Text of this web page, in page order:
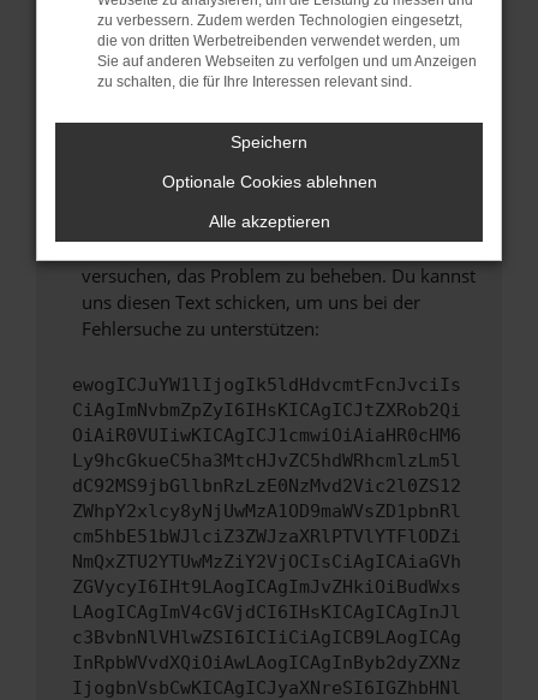
Betriebssystem auf dem neuesten Stand
sind.
Veraltete Software birgt nicht nur ein
führen, dass bestimmte Funktionen nicht mehr
Wende dich an den Webseitenbetreiber.
Wenn du alle oben genannten Schritte versucht
hast, kontaktiere uns bitte. Wir werden
versuchen, das Problem zu beheben. Du kannst
uns diesen Text schicken, um uns bei der
Fehlersuche zu unterstützen:
ewogICJuYW1lIjogIk5ldHdvcmtFcnJvciIs
CiAgImNvbmZpZyI6IHsKICAgICJtZXRob2Qi
OiAiR0VUIiwKICAgICJ1cmwiOiAiaHR0cHM6
Ly9hcGkueC5ha3MtcHJvZC5hdWRhcmlzLm5l
dC92MS9jbGllbnRzLzE0NzMvd2Vic2l0ZS12
ZWhpY2xlcy8yNjUwMzA1OD9maWVsZD1pbnRl
cm5hbE51bWJlciZ3ZWJzaXRlPTVlYTFlODZi
NmQxZTU2YTUwMzZiY2VjOCIsCiAgICAiaGVh
ZGVycyI6IHt9LAogICAgImJvZHkiOiBudWxs
LAogICAgImV4cGVjdCI6IHsKICAgICAgInJl
c3BvbnNlVHlwZSI6ICIiCiAgICB9LAogICAg
InRpbWVvdXQiOiAwLAogICAgInByb2dyZXNz
IjogbnVsbCwKICAgICJyaXNreSI6IGZhbHNl
zu verbessern. Zudem werden Technologien eingesetzt,
die von dritten Werbetreibenden verwendet werden, um
Sie auf anderen Webseiten zu verfolgen und um Anzeigen
zu schalten, die für Ihre Interessen relevant sind.
Speichern
Optionale Cookies ablehnen
Alle akzeptieren